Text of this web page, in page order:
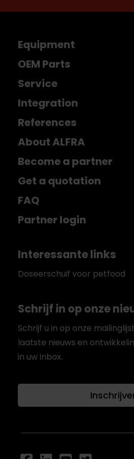
Equipment
OEM Parts
Service
Integration
References
About ALFRA
Become a partner
Get a quotation
FAQ
Partner login
Interessante links
Doseerschuif voor petfood
Schrijf in op onze
Schrijf u in op onze
laatste nieuws en
in uw inbox.